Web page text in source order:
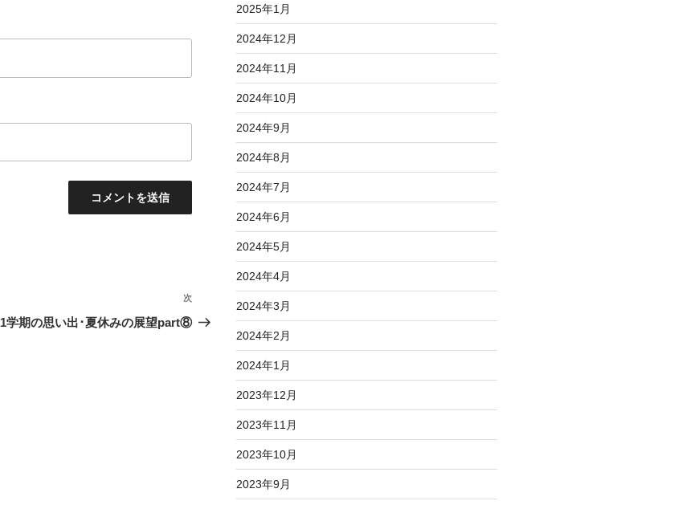
次
の
次
1学期の思い出･夏休みの展望part⑧
2025年1月
2024年12月
2024年11月
2024年10月
2024年9月
2024年8月
2024年7月
2024年6月
2024年5月
2024年4月
2024年3月
2024年2月
2024年1月
2023年12月
2023年11月
2023年10月
2023年9月